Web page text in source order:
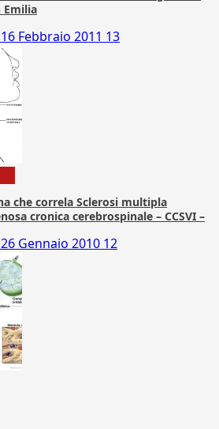
Emilia
16 Febbraio 2011 13
che correla Sclerosi multipla
cronica cerebrospinale – CCSVI –
26 Gennaio 2010 12